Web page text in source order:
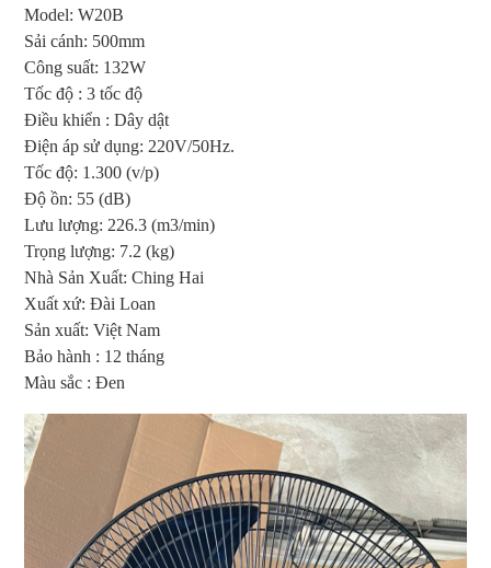
Model: W20B
Sải cánh: 500mm
Công suất: 132W
Tốc độ : 3 tốc độ
Điều khiển : Dây dật
Điện áp sử dụng: 220V/50Hz.
Tốc độ: 1.300 (v/p)
Độ ồn: 55 (dB)
Lưu lượng: 226.3 (m3/min)
Trọng lượng: 7.2 (kg)
Nhà Sản Xuất: Ching Hai
Xuất xứ: Đài Loan
Sản xuất: Việt Nam
Bảo hành : 12 tháng
Màu sắc : Đen